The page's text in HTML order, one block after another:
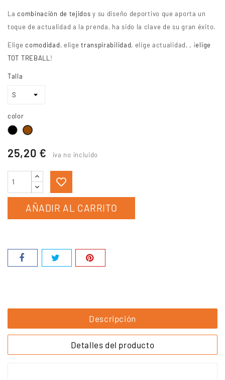
Lacombinación de tejidos y su diseño deportivo que aporta un
toque de actualidad a la prenda, ha sido la clave de su gran éxito.
Eligecomodidad, eligetranspirabilidad, elige actualidad, , ¡elige
TOT TREBALL !
Talla
color
NegroMarrón
25,20 € iva no incluido
AÑADIR AL CARRITO
Descripción
Detalles del producto